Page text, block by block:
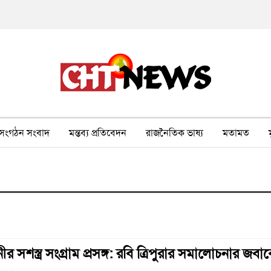
সংবাদ মন্তব্য প্রতিবেদন রাজনৈতিক ভাষ্য মতামত
সশস্ত্র সংগ্রাম প্রসঙ্গ: রবি ত্রিপুরার সমালোচনার